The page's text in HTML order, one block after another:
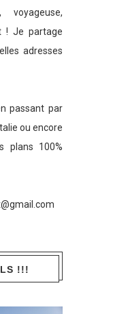
voyageuse,
! Je partage
adresses
passant par
ou encore
plans 100%
!!!